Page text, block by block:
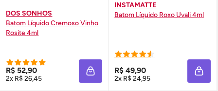
DOS SONHOS
Batom Líquido Cremoso Vinho
Rosite 4ml
R$ 52,90
2x R$ 26,45 ADICIONAR À SACOLA
INSTAMATTE
Batom Líquido Roxo Uvali 4ml
R$ 49,90
2x R$ 24,95